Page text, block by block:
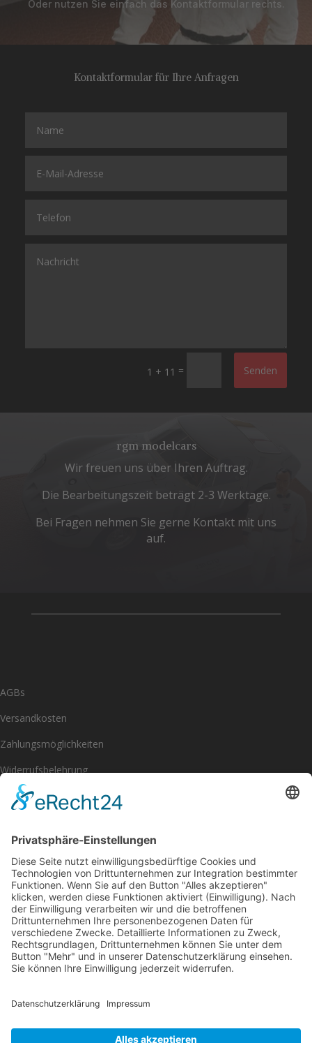
Oder nutzen Sie einfach das Kontaktformular rechts.
Kontaktformular für Ihre Anfragen
1 + 11 = Senden
rgm modelcars
Wir freuen uns über Ihren Auftrag.
Die Bearbeitungszeit beträgt 2-3 Werktage.
Bei Fragen nehmen Sie gerne Kontakt mit uns
auf.
AGBs
Versandkosten
Zahlungsmöglichkeiten
Widerrufsbelehrung
Impressum
[eu_owb_order_withdrawal_button]